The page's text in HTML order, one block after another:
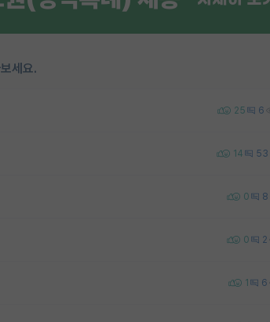
세요.
25 6
14 53
0 8
0 2
1 6